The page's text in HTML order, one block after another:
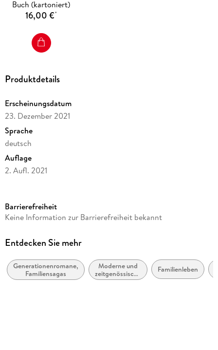
Buch (kartoniert)
16,00 €*
Produktdetails
Erscheinungsdatum
23. Dezember 2021
Sprache
deutsch
Auflage
2. Aufl. 2021
Reihe
Autor/Autorin
Verlag/Hersteller
Lübbe
Barrierefreiheit
Keine Information zur Barrierefreiheit bekannt
Entdecken Sie mehr
Generationenromane,
Familiensagas
Moderne und
zeitgenössische
Belletristik:
Familienleben